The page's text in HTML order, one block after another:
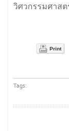
วิศวกรรมศาส
Print
Tags: